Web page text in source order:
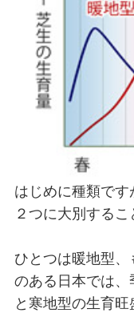
はじめに種類で
２つに大別するこ
ひとつは暖地型
のある日本では、
と寒地型の生育旺